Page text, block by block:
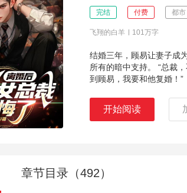
完结 付费 都市
飞翔的白羊 101万字
结婚三年，顾易让妻子成
所有的暗中支持。 “总裁
到顾易，我要和他复婚！”
开始阅读
章节目录（492）